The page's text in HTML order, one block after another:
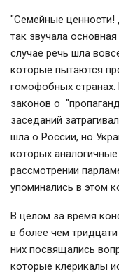
"Семейные
так звучала
случае речь шла
которые пытаются
гомофобных
законов о
заседаний
шла о России, но
которых
рассмотрении
упоминались в этом
В целом за время
в более чем
них посвящались
которые клерикалы